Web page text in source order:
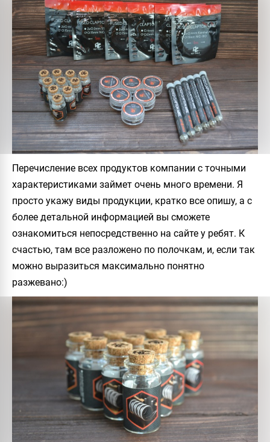
Перечисление всех продуктов компании с точными
характеристиками займет очень много времени. Я
просто укажу виды продукции, кратко все опишу, а с
более детальной информацией вы сможете
ознакомиться непосредственно на сайте у ребят. К
счастью, там все разложено по полочкам, и, если так
можно выразиться максимально понятно
разжевано:)